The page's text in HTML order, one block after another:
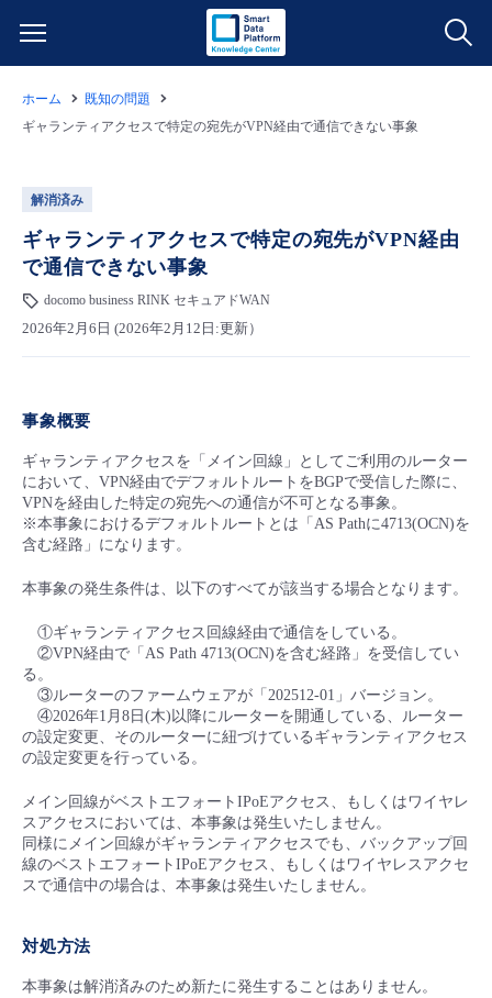
サービス一覧
クラウド/サーバー
ネットワーク
IoT
モニタリング/監査
サポート
管理機能
データ利活用
クラウド/サーバー
ネットワーク
IoT
モニタリング/監査
サポート
料金情報
料金シミュレーター
データ利活用
クラウド/サーバー
ネットワーク
IoT
すべてのメニューを見る
ご利用開始ガイド
■ 管理機能
- 管理機能
■ セットアップガイド
- 初期設定・確認
- ユーザー機能の管理
- 登録情報の管理
- APIリファレンス
■ 基本構築ガイド
- クラウド / サーバー
- バックアップ
- セキュリティ・監査
- データと分析
- リモートワーク
- ITインフラストラクチャー
- その他
故障/メンテナンス情報
サービス稼働状況
故障/メンテナンス履歴
パートナー
販売パートナー向けプログラム
協業パートナー
ホーム
既知の問題
ギャランティアクセスで特定の宛先がVPN経由で通信できない事象
解消済み
ギャランティアクセスで特定の宛先がVPN経由
で通信できない事象
docomo business RINK セキュアドWAN
2026年2月6日 (2026年2月12日:更新）
事象概要
ギャランティアクセスを「メイン回線」としてご利用のルーター
において、VPN経由でデフォルトルートをBGPで受信した際に、
VPNを経由した特定の宛先への通信が不可となる事象。
※本事象におけるデフォルトルートとは「AS Pathに4713(OCN)を
含む経路」になります。
本事象の発生条件は、以下のすべてが該当する場合となります。
①ギャランティアクセス回線経由で通信をしている。
②VPN経由で「AS Path 4713(OCN)を含む経路」を受信してい
る。
③ルーターのファームウェアが「 202512-01」 バージョン。
④2026年1月8日 (木) 以降にルーターを開通している、 ルーター
の設定変更、そのルーターに紐づけているギャランティアクセス
の設定変更を行っている 。
メイン回線がベストエフォートIPoEアクセス、もしくはワイヤレ
スアクセスにおいては、本事象は発生いたしません。
同様にメイン回線がギャランティアクセスでも、バックアップ回
線のベストエフォートIPoEアクセス、もしくはワイヤレスアクセ
スで通信中の場合は、本事象は発生いたしません。
対処方法
本事象は解消済みのため新たに発生することはありません。